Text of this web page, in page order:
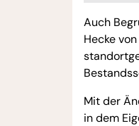
Auch
Hecke
Mit der
in dem